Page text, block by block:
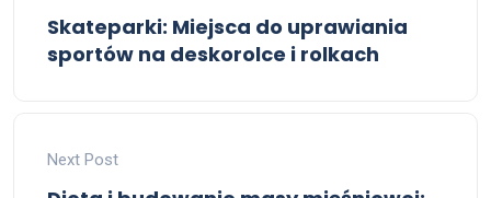
Skateparki: Miejsca do uprawiania
sportów na deskorolce i rolkach
Next Post